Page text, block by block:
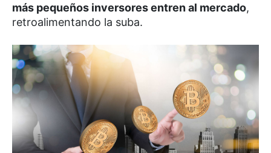
más pequeños inversores entren al mercado,
retroalimentando la suba.